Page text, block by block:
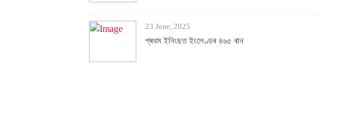
23 June, 2025
প্ৰথম ইনিংছত ইংলেণ্ডৰ ৪৬৫ ৰান